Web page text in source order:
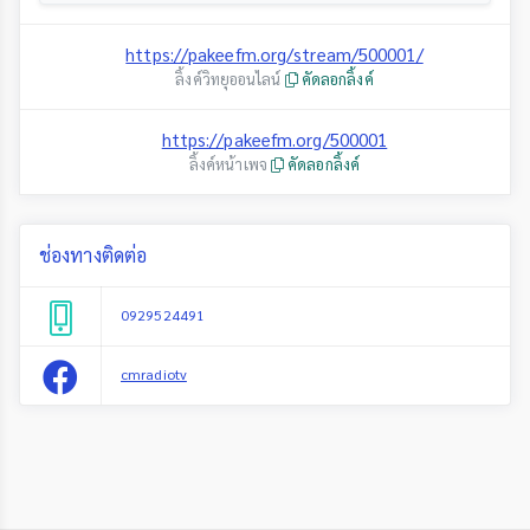
https://pakeefm.org/stream/500001/
ลิ้งค์วิทยุออนไลน์ คัดลอกลิ้งค์
https://pakeefm.org/500001
ลิ้งค์หน้าเพจ คัดลอกลิ้งค์
ช่องทางติดต่อ
0929524491
cmradiotv